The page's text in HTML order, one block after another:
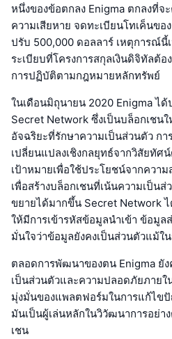
หนึ่งของข้อตกลง Enigma ตกลงที่จ
ความเสียหาย จดทะเบียนโทเค็นข
ปรับ 500,000 ดอลลาร์ เหตุการณ์นี้
ระเบียบที่โครงการสกุลเงินดิจิทัลต้
การปฏิบัติตามกฎหมายหลักทรัพย์
ในเดือนมิถุนายน 2020 Enigma ไ
Secret Network ซึ่งเป็นบล็อกเชน
อัจฉริยะที่รักษาความเป็นส่วนตัว กา
เปลี่ยนแปลงเชิงกลยุทธ์จากวิสัยทัศ
เป้าหมายเพื่อใช้ประโยชน์จากควา
เพื่อสร้างบล็อกเชนที่เน้นความเป็น
ขยายได้มากขึ้น Secret Network
ให้มีการเข้ารหัสข้อมูลนำเข้า ข้อมูล
มั่นใจว่าข้อมูลยังคงเป็นส่วนตัวแม้ใ
ตลอดการพัฒนาของตน Enigma ยัง
เป็นส่วนตัวและความปลอดภัยภายใ
มุ่งมั่นของแพลตฟอร์มในการแก้ไข
มันเป็นผู้เล่นหลักในวิวัฒนาการอย่า
เชน